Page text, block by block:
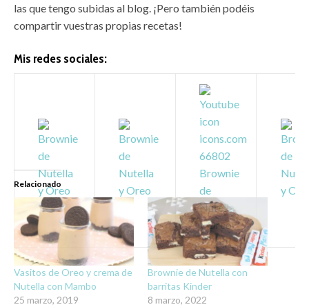
las que tengo subidas al blog. ¡Pero también podéis
compartir vuestras propias recetas!
Mis redes sociales:
Relacionado
Vasitos de Oreo y crema de
Nutella con Mambo
25 marzo, 2019
Brownie de Nutella con
barritas Kinder
8 marzo, 2022